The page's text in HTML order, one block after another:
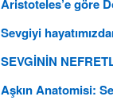
Aristoteles’e göre
Sevgiyi
SEVGİNİN
Aşkın Anatomisi: